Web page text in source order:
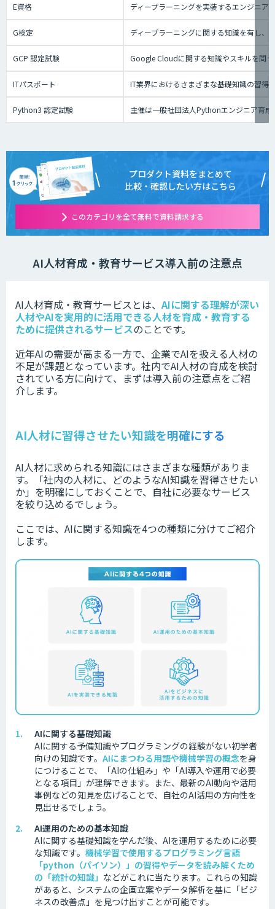
E資格 ディープラーニングを実装するエンジニア
G検定 ディープラーニングに関する知識を有し
GCP 認定試験 Google Cloudに関する知識やスキルを問
ITパスポート IT業界におけるさまざまな基礎知識の習得
Python3 認定試験 主催は一般社団法人Pythonエンジニア育
プロダクト資料をまとめて
比較・確認したい方はこちら
このカテゴリを全て無料で資料請求する
AI人材育成・教育サービス導入前の注意点
AI人材育成・教育サービスとは、 AIに関する理解が深い
人材やAIを実用的に活用できる人材を育成・教育する
ために提供されるサービスのことです。
近年AIの需要が高まる一方で、企業でAIを扱える人材の
不足が課題となっています。社内でAI人材の育成を検討
されている方に向けて、まずは導入前の注意点をご紹
介します。
AI人材に習得させたい知識を明確にする
AI人材に求められる知識にはさまざまな種類がありま
す。「社内の人材に、どのようなAI知識を習得させたい
か」を明確にしておくことで、自社に必要なサービス
を絞り込めるでしょう。
ここでは、AIに関する知識を4つの種類に分けてご紹介
します。
AIに関する基礎知識
AIに関する予備知識やプログラミングの経験がない初学者
向けの知識です。 AIにまつわる用語や機械学習の概念を身
につけることで、「AIの仕組み」や「AI導入や運用で必要
となる項目」が理解できます。また、最新のAI動向や活用
事例などの知見を広げることで、自社のAI活用の方向性を
見出せるでしょう。
AI運用のための基本知識
AIに関する基礎知識を学んだ後、AIを運用するために必要
な知識です。 機械学習で使用するプログラミング言語
「python（パイソン）」の習得やデータを読み解くため
の「統計の知識」 などがこれに当たります。これらの知識
があると、システムの企画立案やデータ解析を基に「ビジ
ネスの改善点」を見つけ出すことが可能です。